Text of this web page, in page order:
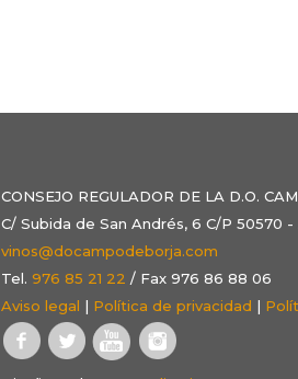
CONSEJO REGULADOR DE LA D.O.
C/ Subida de San Andrés, 6 C/P 50570
vinos@docampodeborja.com
Tel.976 85 21 22 / Fax 976 86 88 06
Aviso legal | Política de privacidad |